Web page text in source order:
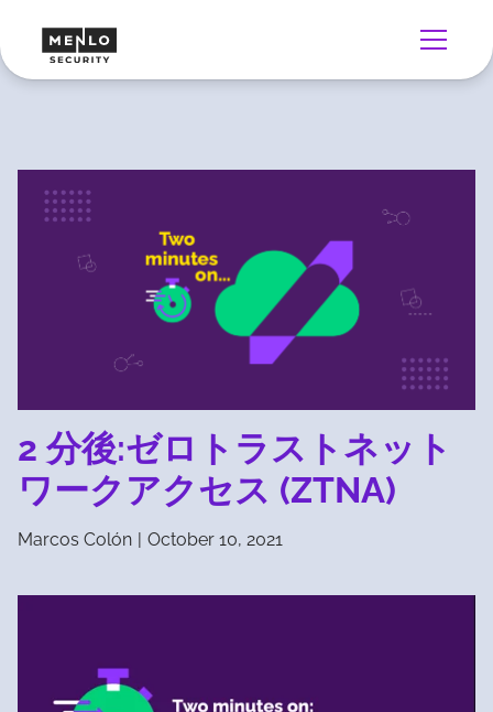
2 分後:ゼロトラストネット
ワークアクセス (ZTNA)
Marcos Colón | October 10, 2021